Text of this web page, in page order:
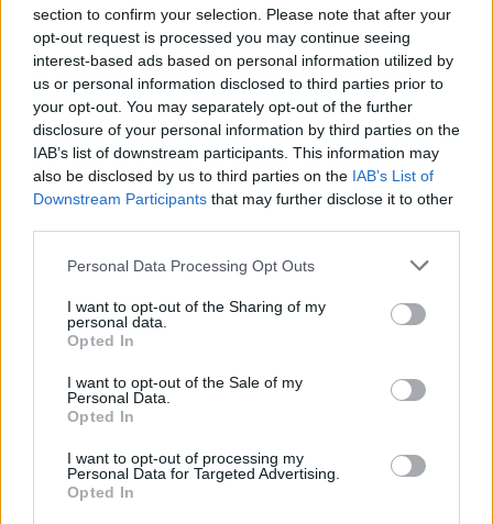
section to confirm your selection. Please note that after your
opt-out request is processed you may continue seeing
interest-based ads based on personal information utilized by
us or personal information disclosed to third parties prior to
your opt-out. You may separately opt-out of the further
disclosure of your personal information by third parties on the
IAB’s list of downstream participants. This information may
also be disclosed by us to third parties on the IAB’s List of
Downstream Participants that may further disclose it to other
Personal Data Processing Opt Outs
I want to opt-out of the Sharing of my
personal data.
Opted In
I want to opt-out of the Sale of my
Personal Data.
Opted In
I want to opt-out of processing my
Personal Data for Targeted Advertising.
Opted In